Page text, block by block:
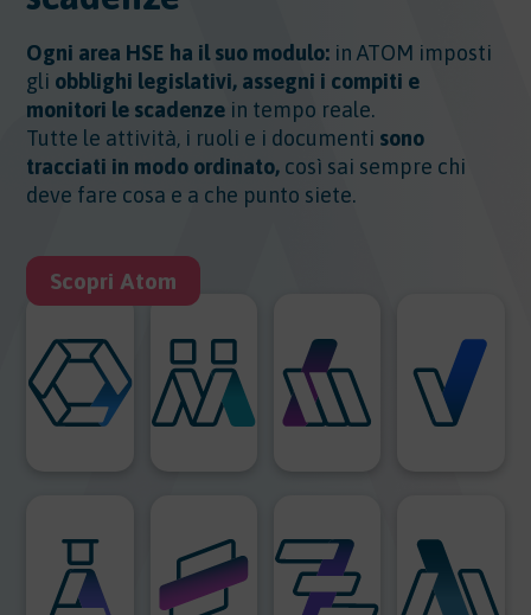
Ogni area HSE ha il suo modulo: in ATOM imposti
gli obblighi legislativi, assegni i compiti e
monitori le scadenze in tempo reale.
Tutte le attività, i ruoli e i documenti sono
tracciati in modo ordinato, così sai sempre chi
deve fare cosa e a che punto siete.
Scopri Atom